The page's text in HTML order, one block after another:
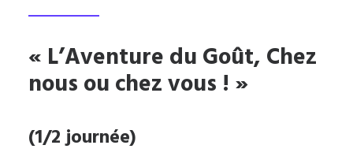
« L’Aventure du Goût, Chez
nous ou chez vous ! »
(1/2 journée)